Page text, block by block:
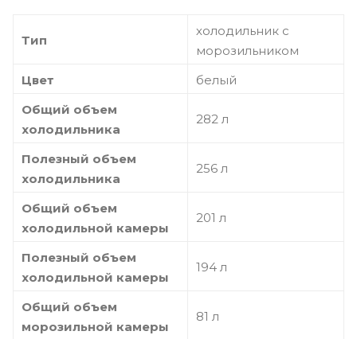
Тип
холодильник с
морозильником
Цвет
белый
Общий объем
холодильника
282 л
Полезный объем
холодильника
256 л
Общий объем
холодильной камеры
201 л
Полезный объем
холодильной камеры
194 л
Общий объем
морозильной камеры
81 л